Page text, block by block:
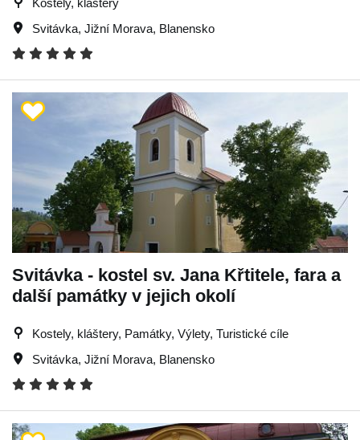
Svitávka, Jižní Morava, Blanensko
Svitávka - kostel sv. Jana Křtitele, fara a
další památky v jejich okolí
Kostely, kláštery, Památky, Výlety, Turistické cíle
Svitávka, Jižní Morava, Blanensko